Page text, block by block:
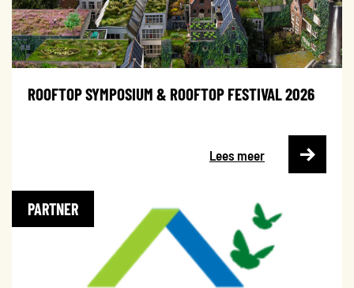
ROOFTOP SYMPOSIUM & ROOFTOP FESTIVAL 2026
Lees meer
PARTNER